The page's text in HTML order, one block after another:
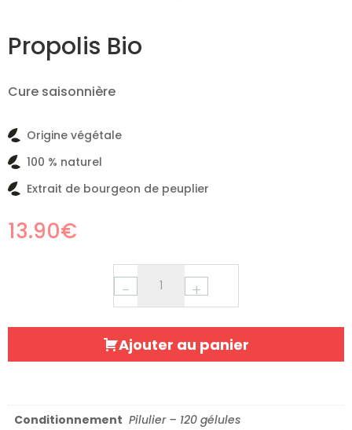
Propolis Bio
Cure saisonnière
Origine végétale
100 % naturel
Extrait de bourgeon de peuplier
13.90€
− +
Ajouter au panier
Conditionnement Pilulier – 120 gélules